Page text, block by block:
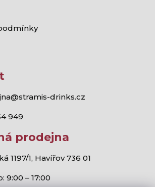
drinks.cz
949
prodejna
1197/1, Havířov 736 01
9:00 – 17:00